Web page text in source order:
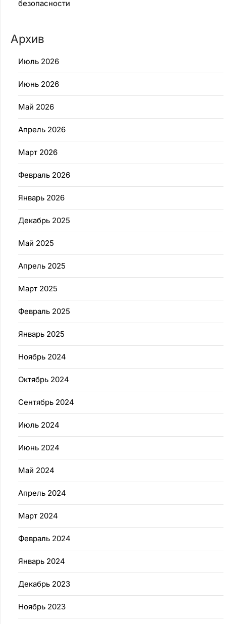
безопасности
Архив
Июль 2026
Июнь 2026
Май 2026
Апрель 2026
Март 2026
Февраль 2026
Январь 2026
Декабрь 2025
Май 2025
Апрель 2025
Март 2025
Февраль 2025
Январь 2025
Ноябрь 2024
Октябрь 2024
Сентябрь 2024
Июль 2024
Июнь 2024
Май 2024
Апрель 2024
Март 2024
Февраль 2024
Январь 2024
Декабрь 2023
Ноябрь 2023